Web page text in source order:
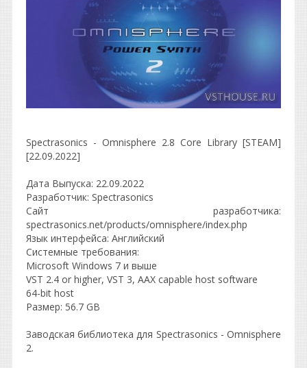
Spectrasonics - Omnisphere 2.8 Core Library [STEAM]
[22.09.2022]
Дата Выпуска: 22.09.2022
Разработчик: Spectrasonics
Сайт разработчика:
spectrasonics.net/products/omnisphere/index.php
Язык интерфейса: Английский
Системные требования:
Microsoft Windows 7 и выше
VST 2.4 or higher, VST 3, AAX capable host software
64-bit host
Размер: 56.7 GB
Заводская библиотека для Spectrasonics - Omnisphere
2.